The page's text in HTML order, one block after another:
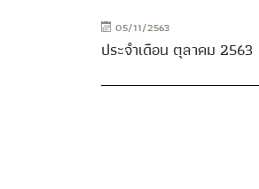
05/11/2563
ประจำเดือน ตุลาคม 2563